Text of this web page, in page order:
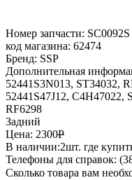
Номер запчасти: SC0092S
код магазина: 62474
Бренд: SSP
Дополнительная
52441S3N013, ST34032,
52441S47J12, C4H47022,
RF6298
Задний
Цена: 2300Р
В наличии:2шт. где
Телефоны для справок:
Сколько товара вам